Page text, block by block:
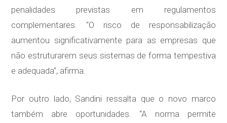
penalidades previstas em regulamentos
complementares. “O risco de responsabilização
aumentou significativamente para as empresas que
não estruturarem seus sistemas de forma tempestiva
e adequada”, afirma.
Por outro lado, Sandini ressalta que o novo marco
também abre oportunidades. “A norma permite